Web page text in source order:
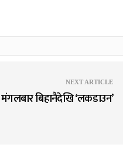
NEXT ARTICLE
मंगलबार बिहानैदेखि ‘लकडाउन’